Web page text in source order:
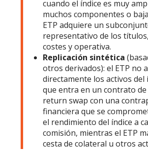
cuando el índice es muy
muchos componentes o
ETP adquiere un
representativo de los
costes y operativa.
Replicación sintética
otros derivados): el ETP no
directamente los activos del
que entra en un contrato
return swap con una
financiera que se
el rendimiento del índice a
comisión, mientras el ETP
cesta de colateral u otros